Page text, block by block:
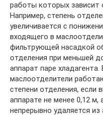
работы которых зависит
Например, степень
увеличивается с
входящего в
фильтрующей насадкой
отделения при меньшей
аппарат паре
маслоотделители
степени отделения, если
аппарате не менее 0,12 м,
непрерывно удаляется из